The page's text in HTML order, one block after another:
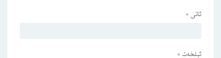
ئاتى *
ئېلخەت *